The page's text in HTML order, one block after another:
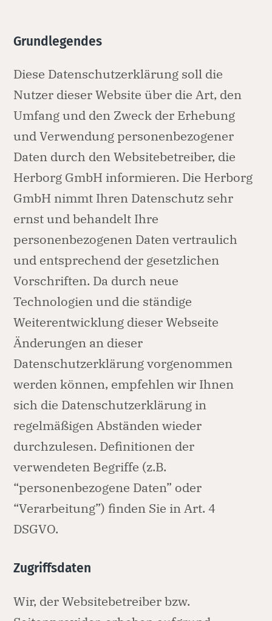
Grundlegendes
Diese Datenschutzerklärung soll die
Nutzer dieser Website über die Art, den
Umfang und den Zweck der Erhebung
und Verwendung personenbezogener
Daten durch den Websitebetreiber, die
Herborg GmbH informieren. Die Herborg
GmbH nimmt Ihren Datenschutz sehr
ernst und behandelt Ihre
personenbezogenen Daten vertraulich
und entsprechend der gesetzlichen
Vorschriften. Da durch neue
Technologien und die ständige
Weiterentwicklung dieser Webseite
Änderungen an dieser
Datenschutzerklärung vorgenommen
werden können, empfehlen wir Ihnen
sich die Datenschutzerklärung in
regelmäßigen Abständen wieder
durchzulesen. Definitionen der
verwendeten Begriffe (z.B.
“personenbezogene Daten” oder
“Verarbeitung”) finden Sie in Art. 4
DSGVO.
Zugriffsdaten
Wir, der Websitebetreiber bzw.